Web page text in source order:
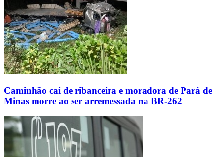
Caminhão cai de ribanceira e moradora de Pará de
Minas morre ao ser arremessada na BR-262